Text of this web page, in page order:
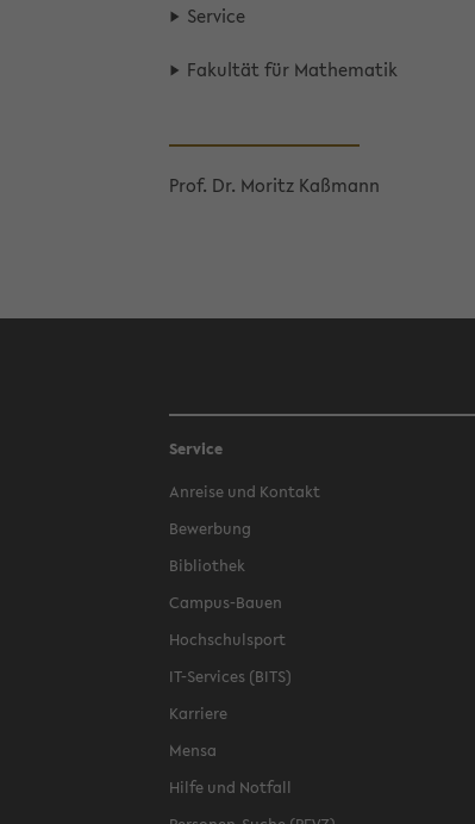
Ser­vice
Fakultät für Math­e­matik
Prof. Dr. Moritz Kaßmann
Service
An­reise und Kon­takt
Be­wer­bung
Bib­lio­thek
Campus-​Bauen
Hochschul­sport
IT-​Services (BITS)
Kar­riere
Mensa
Hilfe und Not­fall